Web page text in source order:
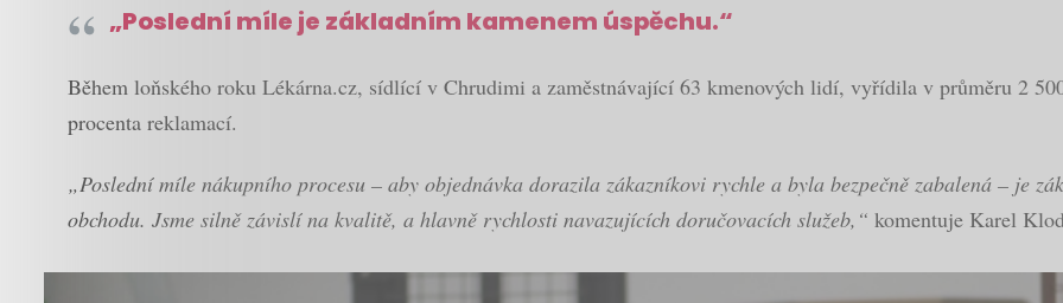
„Poslední míle je základním kamenem úspěchu.“
Během loňského roku Lékárna.cz, sídlící v Chrudimi a zaměstnávající 63 kmenových lidí, vyřídila v průměru 2
procenta reklamací.
„Poslední míle nákupního procesu – aby objednávka dorazila zákazníkovi rychle a byla bezpečně zabalená – je
obchodu. Jsme silně závislí na kvalitě, a hlavně rychlosti navazujících doručovacích služeb,“ komentuje Karel